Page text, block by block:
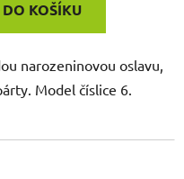
DO KOŠÍKU
narozeninovou oslavu,
Model číslice 6.